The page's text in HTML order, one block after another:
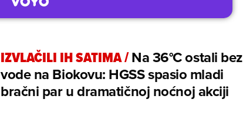
IZVLAČILI IH SATIMA/Na 36°C ostali bez
vode na Biokovu: HGSS spasio mladi
bračni par u dramatičnoj noćnoj akciji